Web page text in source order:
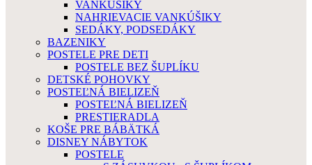
VANKÚŠIKY
NAHRIEVACIE VANKÚŠIKY
SEDÁKY, PODSEDÁKY
BAZENIKY
POSTELE PRE DETI
POSTELE BEZ ŠUPLÍKU
DETSKÉ POHOVKY
POSTEĽNÁ BIELIZEŇ
POSTEĽNÁ BIELIZEŇ
PRESTIERADLA
KOŠE PRE BÁBÄTKÁ
DISNEY NÁBYTOK
POSTELE